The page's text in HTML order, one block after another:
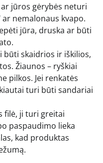
jūros gėrybės neturi
nemalonaus kvapo.
jūra, druska ar būti
būti skaidrios ir iškilios,
Žiaunos – ryškiai
pilkos. Jei renkatės
turi būti sandariai
filė, ji turi greitai
paspaudimo lieka
kad produktas